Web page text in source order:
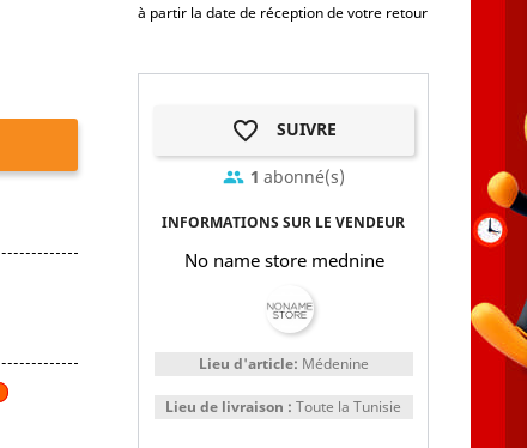
à partir la date de réception de votre retour
favorite_border SUIVRE
group 1 abonné(s)
INFORMATIONS SUR LE VENDEUR
No name store mednine
Lieu d'article: Médenine
Lieu de livraison :Toute la Tunisie